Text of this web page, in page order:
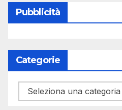
Pubblicità
Categorie
Categorie